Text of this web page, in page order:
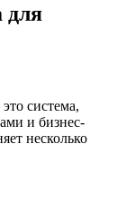
для
система,
и бизнес-
несколько